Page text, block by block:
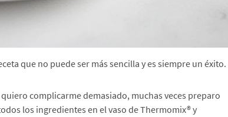
que no puede ser más sencilla y es siempre un éxito.
complicarme demasiado, muchas veces preparo
los ingredientes en el vaso de Thermomix® y